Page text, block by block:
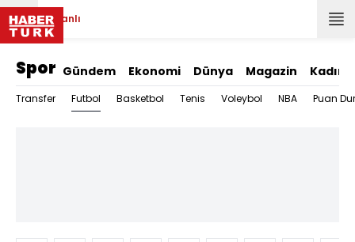
Canlı
Spor Gündem Ekonomi Dünya Magazin Kadın
Transfer Futbol Basketbol Tenis Voleybol NBA Puan